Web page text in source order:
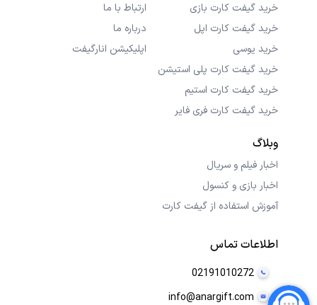
خرید گیفت کارت بازی
خرید گیفت کارت اپل
خرید یوسی
خرید گیفت کارت پلی استیشن
خرید گیفت کارت استیم
خرید گیفت کارت فری فایر
ارتباط با ما
درباره ما
اپلیکیشن انارگیفت
وبلاگ
اخبار فیلم و سریال
اخبار بازی و کنسول
آموزش استفاده از گیفت کارت
اطلاعات تماس
02191010272
info@anargift.com